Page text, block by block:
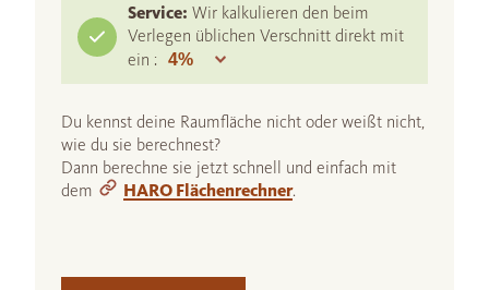
Service: Wir kalkulieren den beim
Verlegen üblichen Verschnitt direkt mit
ein :
Du kennst deine Raumfläche nicht oder weißt nicht,
wie du sie berechnest?
Dann berechne sie jetzt schnell und einfach mit
dem
HARO Flächenrechner.